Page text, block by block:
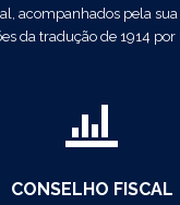
acompanhados pela
da tradução de 1914 por
CONSELHO FISCAL